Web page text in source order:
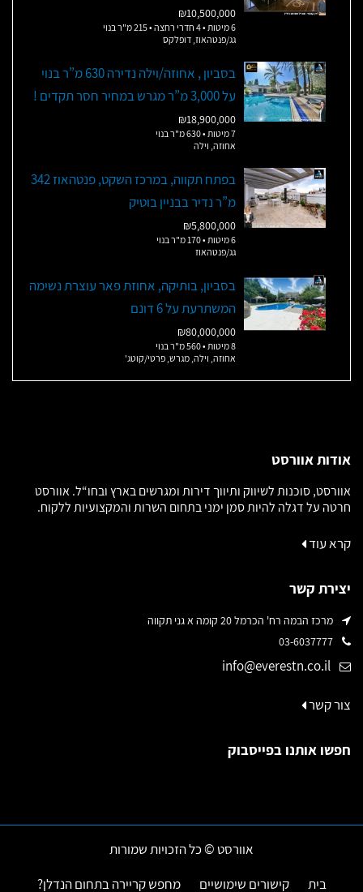
₪10,500,000
6 מיטות • 4 חדרי רחצה • 215 מ"ר בנוי
גג/פנטהאוז, דופלקס
בסביון , אחוזה/וילה נדירה 630 מ”ר בנוי
על 3,000 מ”ר מגרש במחיר חסר תקדים !
₪18,900,000
7 מיטות • 630 מ"ר בנוי
אחוזה, וילה
בפתח תקווה, במרכז השקט, פנטהאוז 342
מ”ר נדיר בבניין בוטיק
₪5,800,000
6 מיטות • 170 מ"ר בנוי
גג/פנטהאוז
בסביון, בותיקה, אחוזת פאר עוצרת נשימה
המשתרעת על 6 דונם
₪80,000,000
8 מיטות • 560 מ"ר בנוי
אחוזה, וילה, מגרש, פרטי/קוטג'
אודות אוורסט
אוורסט, סוכנות לשיווק ותיווך דירות ומגרשים בארץ ובחו“ל. אוורסט
חרטה על דגלה להיות סמן ימני בתחום השרות והמקצועיות ללקוח.
קרא עוד
יצירת קשר
מרכז הבמה רח' הכרמל 20 קומה א גני תקווה
info@everestn.co.il
צור קשר
חפשו אותנו בפייסבוק
אוורסט © כל הזכויות שמורות
בית
קישורים שימושיים מחפש קריירה בתחום הנדלן?